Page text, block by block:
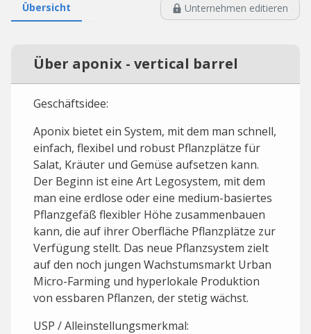
Übersicht Unternehmen editieren
Über aponix - vertical barrel
Geschäftsidee:
Aponix bietet ein System, mit dem man schnell,
einfach, flexibel und robust Pflanzplätze für
Salat, Kräuter und Gemüse aufsetzen kann.
Der Beginn ist eine Art Legosystem, mit dem
man eine erdlose oder eine medium-basiertes
Pflanzgefäß flexibler Höhe zusammenbauen
kann, die auf ihrer Oberfläche Pflanzplätze zur
Verfügung stellt. Das neue Pflanzsystem zielt
auf den noch jungen Wachstumsmarkt Urban
Micro-Farming und hyperlokale Produktion
von essbaren Pflanzen, der stetig wächst.
USP / Alleinstellungsmerkmal: